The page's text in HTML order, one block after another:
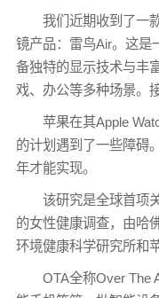
我们近期收到了一款
镜产品：雷鸟Air。这是
备独特的显示技术与丰
戏、办公等多种场景。
苹果在其Apple
的计划遇到了一些障碍
年才能实现。
该研究是全球首项关
的女性健康调查，由哈
环境健康科学研究所和
OTA全称Over The